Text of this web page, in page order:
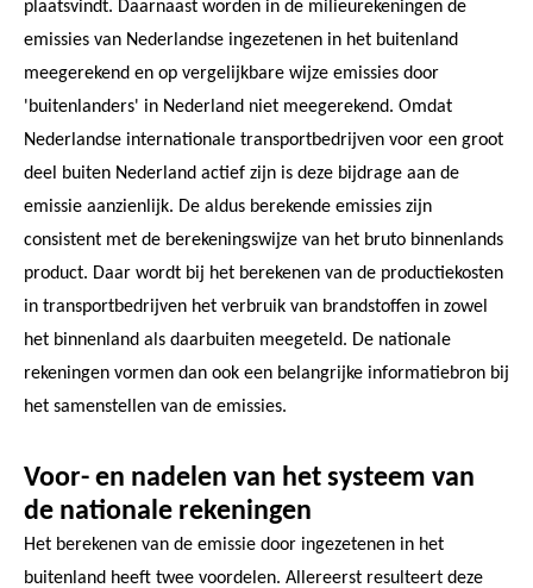
plaatsvindt. Daarnaast worden in de milieurekeningen de
emissies van Nederlandse ingezetenen in het buitenland
meegerekend en op vergelijkbare wijze emissies door
'buitenlanders' in Nederland niet meegerekend. Omdat
Nederlandse internationale transportbedrijven voor een groot
deel buiten Nederland actief zijn is deze bijdrage aan de
emissie aanzienlijk. De aldus berekende emissies zijn
consistent met de berekeningswijze van het bruto binnenlands
product. Daar wordt bij het berekenen van de productiekosten
in transportbedrijven het verbruik van brandstoffen in zowel
het binnenland als daarbuiten meegeteld. De nationale
rekeningen vormen dan ook een belangrijke informatiebron bij
het samenstellen van de emissies.
Voor- en nadelen van het systeem van
de nationale rekeningen
Het berekenen van de emissie door ingezetenen in het
buitenland heeft twee voordelen. Allereerst resulteert deze